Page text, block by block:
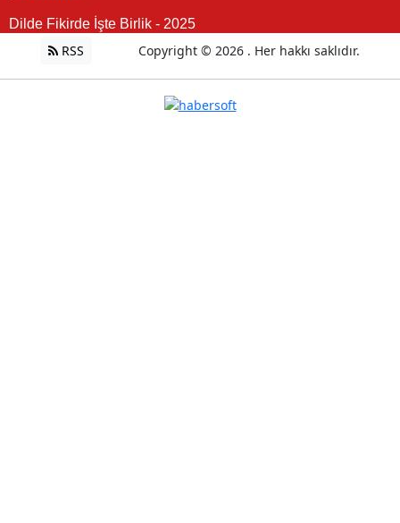
Dilde Fikirde İşte Birlik - 2025
RSS Copyright © 2026 . Her hakkı saklıdır.